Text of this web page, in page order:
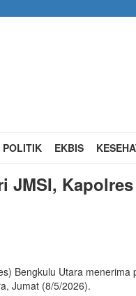
POLITIK EKBIS
JMSI,
Bengkulu Utara
Jumat (8/5/2026).